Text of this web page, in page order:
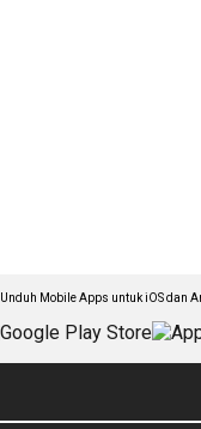
Unduh Mobile Apps untuk iOS dan